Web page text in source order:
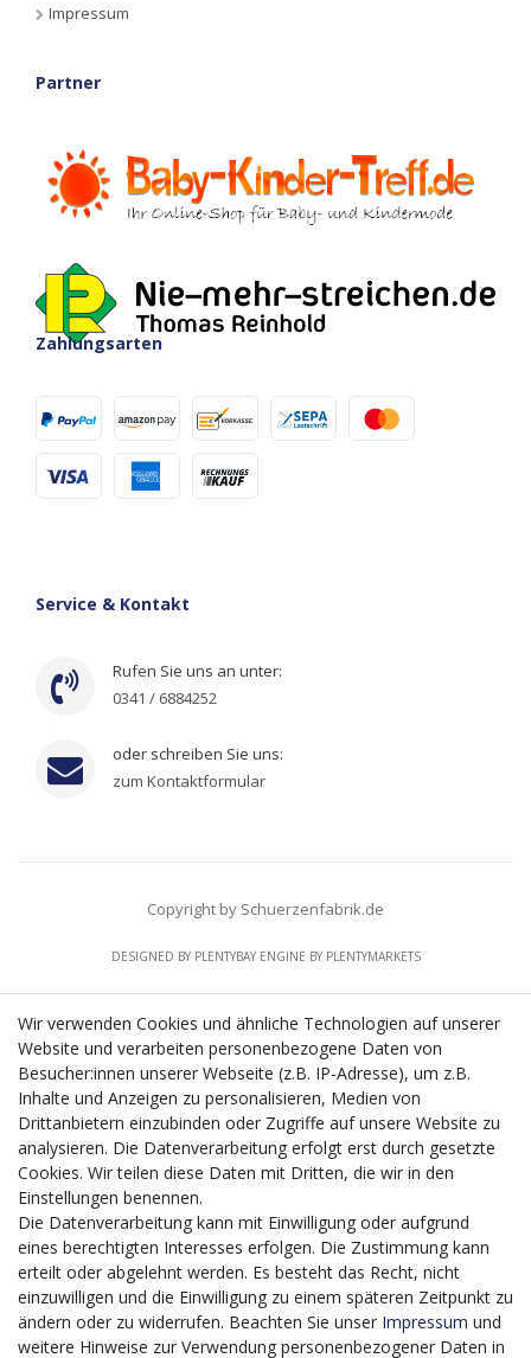
Impressum
Partner
Zahlungsarten
Service & Kontakt
Rufen Sie uns an unter:
0341 / 6884252
oder schreiben Sie uns:
zum Kontaktformular
Copyright by Schuerzenfabrik.de
DESIGNED BY PLENTYBAYENGINE BY PLENTYMARKETS
CMS-Softwaresystems zur digitalen Optimierung
von Geschäftsprozessen
Mit dem vorgenannten Projekt, welches im Zeitraum vom
20.12.2023 bis zum 29.02.2024 im Rahmen des
Förderprogrammes Digitalisierung Zuschuss EFRE 2021
bis 2027 umgesetzt wird, möchten wir in die Anschaffung
eines Content-Management-Systems (CMS-
Softwaresystem) investieren, um unseren Online-Shop
künftig selbst verwalten zu können. Diese Software dient
der effizienteren gemeinschaftlichen Erstellung,
Bearbeitung, Organisation und Darstellung digitaler
Inhalte (Content) in unserem Unternehmen. Dies ist
Wir verwenden Cookies und ähnliche Technologien auf unserer
Website und verarbeiten personenbezogene Daten von
Besucher:innen unserer Webseite (z.B. IP-Adresse), um z.B.
Inhalte und Anzeigen zu personalisieren, Medien von
Drittanbietern einzubinden oder Zugriffe auf unsere Website zu
analysieren. Die Datenverarbeitung erfolgt erst durch gesetzte
Cookies. Wir teilen diese Daten mit Dritten, die wir in den
Einstellungen benennen.
Die Datenverarbeitung kann mit Einwilligung oder aufgrund
eines berechtigten Interesses erfolgen. Die Zustimmung kann
erteilt oder abgelehnt werden. Es besteht das Recht, nicht
einzuwilligen und die Einwilligung zu einem späteren Zeitpunkt zu
ändern oder zu widerrufen. Beachten Sie unser Impressum und
weitere Hinweise zur Verwendung personenbezogener Daten in